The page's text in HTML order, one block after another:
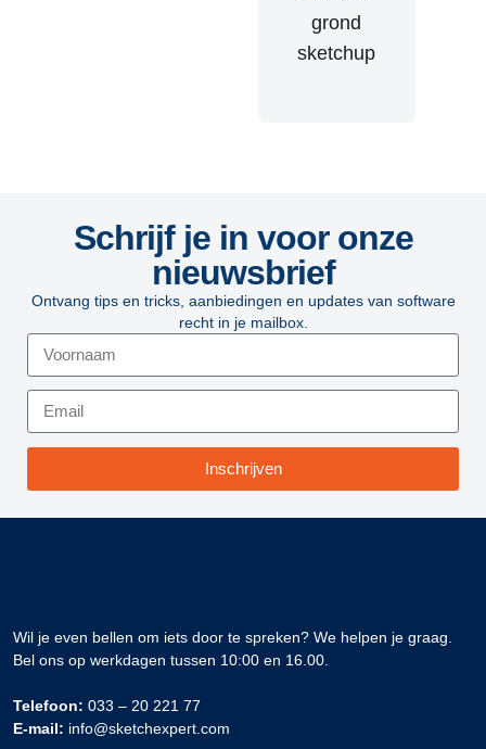
Schrijf je in voor onze
nieuwsbrief
Ontvang tips en tricks, aanbiedingen en updates van software
recht in je mailbox.
Inschrijven
Wil je even bellen om iets door te spreken? We helpen je graag.
Bel ons op werkdagen tussen 10:00 en 16.00.
Telefoon: 033 – 20 221 77
E-mail: info@sketchexpert.com